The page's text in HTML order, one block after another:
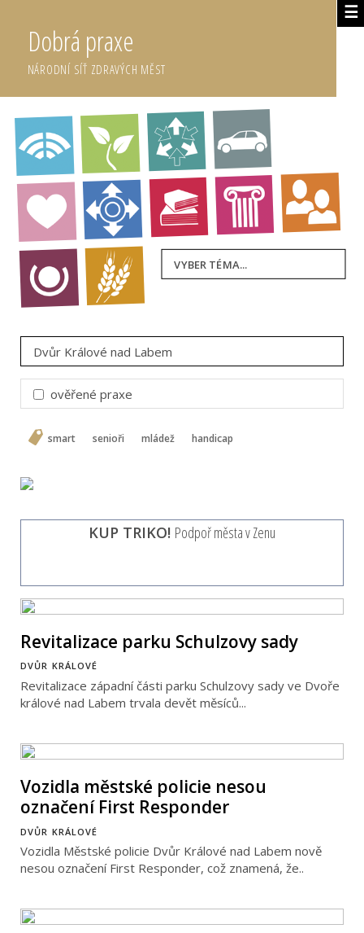
☰
Dobrá praxe
NÁRODNÍ SÍŤ ZDRAVÝCH MĚST
VYBER TÉMA...
Dvůr Králové nad Labem
ověřené praxe
smart senioři mládež handicap
KUP TRIKO! Podpoř města v Zenu
Revitalizace parku Schulzovy sady
DVŮR KRÁLOVÉ
Revitalizace západní části parku Schulzovy sady ve Dvoře
králové nad Labem trvala devět měsíců...
Vozidla městské policie nesou
označení First Responder
DVŮR KRÁLOVÉ
Vozidla Městské policie Dvůr Králové nad Labem nově
nesou označení First Responder, což znamená, že..